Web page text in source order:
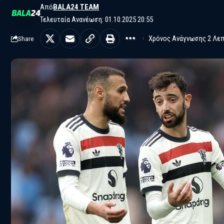
Τελευταία Ανανέωση: 01.10.2025 20:55
ΑπόBALA24 TEAM
Share Χρόνος Ανάγνωσης 2